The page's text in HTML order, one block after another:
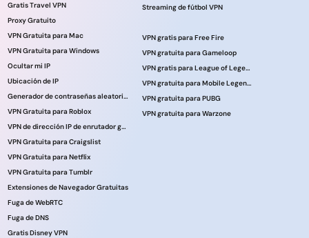
Gratis Travel VPN
Proxy Gratuito
VPN Gratuita para Mac
VPN Gratuita para Windows
Ocultar mi IP
Ubicación de IP
Generador de contraseñas aleatorias
VPN Gratuita para Roblox
VPN de dirección IP de enrutador gratuita
VPN Gratuita para Craigslist
VPN Gratuita para Netflix
VPN Gratuita para Tumblr
Extensiones de Navegador Gratuitas
Fuga de WebRTC
Fuga de DNS
Gratis Disney VPN
Streaming de fútbol VPN
VPN gratis para Free Fire
VPN gratuita para Gameloop
VPN gratis para League of Legends
VPN gratuita para Mobile Legends
VPN gratuita para PUBG
VPN gratuita para Warzone